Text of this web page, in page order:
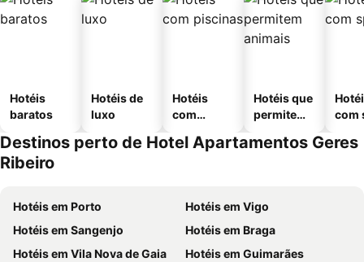
Hotéis
baratos
Hotéis de
luxo
Hotéis
com
Hotéis que
permitem
com
Destinos perto de Hotel Apartamentos Geres
Ribeiro
Hotéis em Porto
Hotéis em Vigo
Hotéis em Sangenjo
Hotéis em Braga
Hotéis em Vila Nova de Gaia
Hotéis em Guimarães